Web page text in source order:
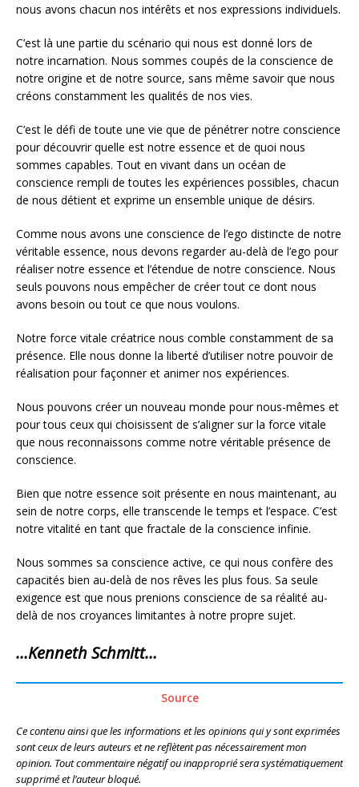
nous avons chacun nos intérêts et nos expressions individuels.
C’est là une partie du scénario qui nous est donné lors de
notre incarnation. Nous sommes coupés de la conscience de
notre origine et de notre source, sans même savoir que nous
créons constamment les qualités de nos vies.
C’est le défi de toute une vie que de pénétrer notre conscience
pour découvrir quelle est notre essence et de quoi nous
sommes capables. Tout en vivant dans un océan de
conscience rempli de toutes les expériences possibles, chacun
de nous détient et exprime un ensemble unique de désirs.
Comme nous avons une conscience de l’ego distincte de notre
véritable essence, nous devons regarder au-delà de l’ego pour
réaliser notre essence et l’étendue de notre conscience. Nous
seuls pouvons nous empêcher de créer tout ce dont nous
avons besoin ou tout ce que nous voulons.
Notre force vitale créatrice nous comble constamment de sa
présence. Elle nous donne la liberté d’utiliser notre pouvoir de
réalisation pour façonner et animer nos expériences.
Nous pouvons créer un nouveau monde pour nous-mêmes et
pour tous ceux qui choisissent de s’aligner sur la force vitale
que nous reconnaissons comme notre véritable présence de
conscience.
Bien que notre essence soit présente en nous maintenant, au
sein de notre corps, elle transcende le temps et l’espace. C’est
notre vitalité en tant que fractale de la conscience infinie.
Nous sommes sa conscience active, ce qui nous confère des
capacités bien au-delà de nos rêves les plus fous. Sa seule
exigence est que nous prenions conscience de sa réalité au-
delà de nos croyances limitantes à notre propre sujet.
…Kenneth Schmitt…
Source
Ce contenu ainsi que les informations et les opinions qui y sont exprimées
sont ceux de leurs auteurs et ne reflètent pas nécessairement mon
opinion. Tout commentaire négatif ou inapproprié sera systématiquement
supprimé et l’auteur bloqué.